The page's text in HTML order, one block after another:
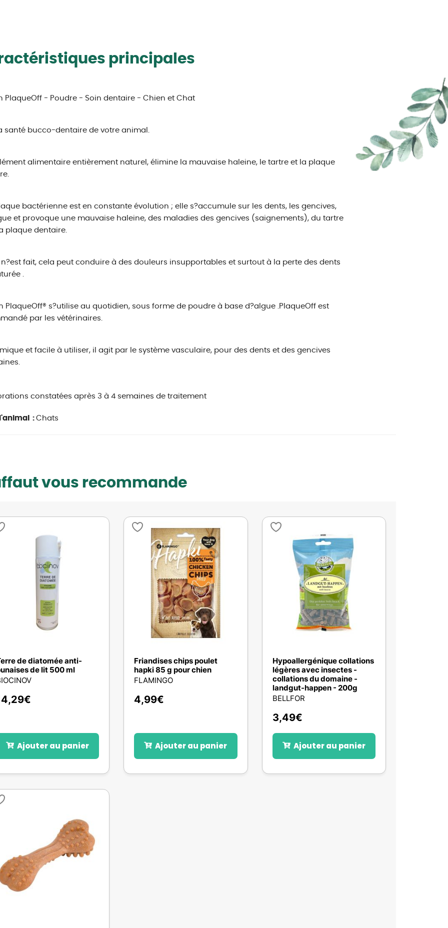
principales
PlaqueOff - Poudre - Soin dentaire - Chien et Chat
santé bucco-dentaire de votre animal.
alimentaire entièrement naturel, élimine la mauvaise haleine, le tartre et la plaque
bactérienne est en constante évolution ; elle s?accumule sur les dents, les gencives,
et provoque une mauvaise haleine, des maladies des gencives (saignements), du tartre
plaque dentaire.
n?est fait, cela peut conduire à des douleurs insupportables et surtout à la perte des dents
.
PlaqueOff® s?utilise au quotidien, sous forme de poudre à base d?algue .PlaqueOff est
par les vétérinaires.
et facile à utiliser, il agit par le système vasculaire, pour des dents et des gencives
constatées après 3 à 4 semaines de traitement
: Chats
vous recommande
de diatomée anti-
de lit 500 ml
€
Ajouter au panier
Friandises chips poulet
hapki 85 g pour chien
FLAMINGO
4,99€
Ajouter au panier
Hypoallergénique collations
légères avec insectes -
collations du domaine -
landgut-happen - 200g
BELLFOR
3,49€
Ajouter au panier